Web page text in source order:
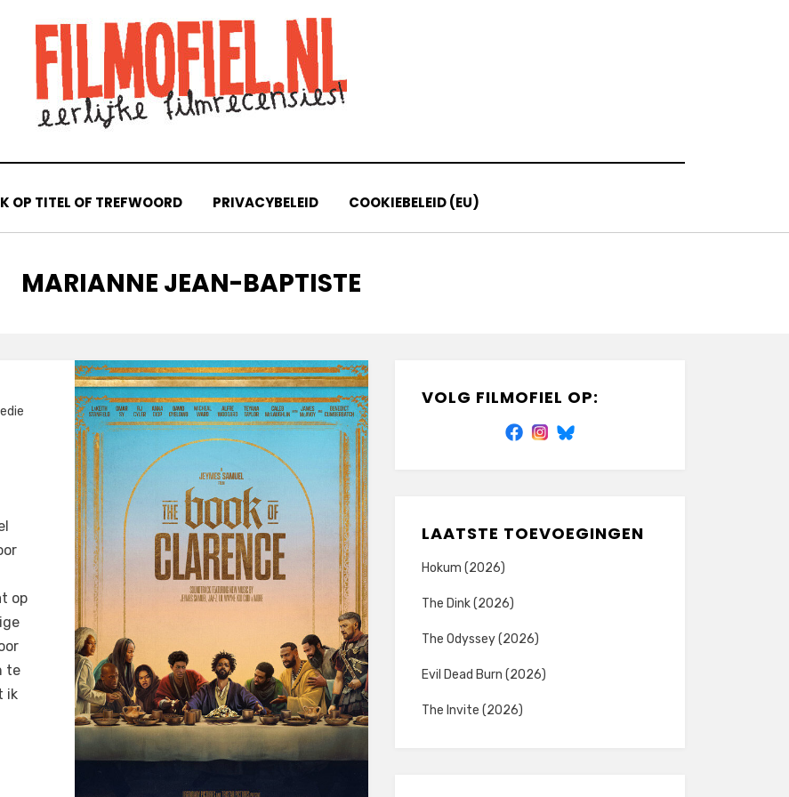
OP TITEL OF TREFWOORD PRIVACYBELEID COOKIEBELEID (EU)
TAG
:
MARIANNE JEAN-BAPTISTE
op
te
ik
VOLG FILMOFIEL OP:
LAATSTE TOEVOEGINGEN
Hokum (2026)
The Dink (2026)
The Odyssey (2026)
Evil Dead Burn (2026)
The Invite (2026)